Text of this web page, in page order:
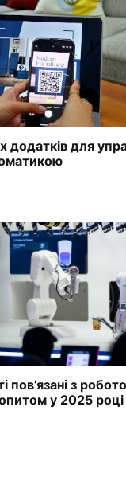
для
пов’язані з
у 2025 році